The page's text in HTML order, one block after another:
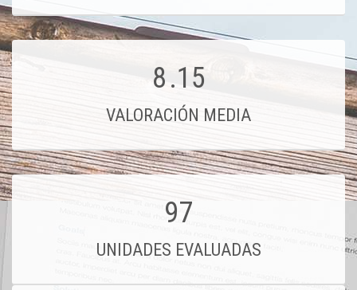
8.15
VALORACIÓN MEDIA
97
UNIDADES EVALUADAS